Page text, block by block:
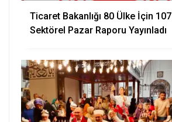
Ticaret Bakanlığı 80 Ülke İçin 107
Sektörel Pazar Raporu Yayınladı